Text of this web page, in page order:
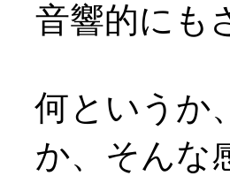
音響的にも
何というか
か、そんな